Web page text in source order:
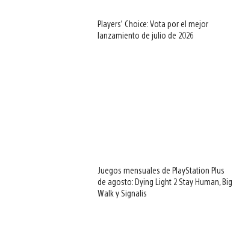
Players’ Choice: Vota por el mejor
lanzamiento de julio de 2026
Juegos mensuales de PlayStation Plus
de agosto: Dying Light 2 Stay Human, Big
Walk y Signalis